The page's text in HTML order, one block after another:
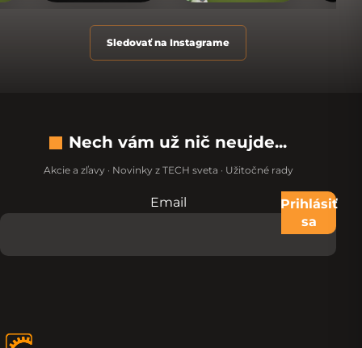
Sledovať na Instagrame
Nech vám už nič neujde...
Akcie a zľavy · Novinky z TECH sveta · Užitočné rady
Nevypĺňajte toto pole:
Email
Prihlásiť
sa